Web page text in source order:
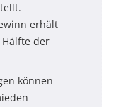
erhält
der
können